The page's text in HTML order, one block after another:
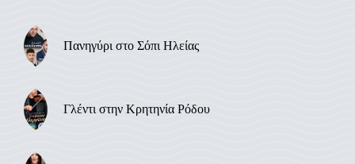
Πανηγύρι στο Σόπι Ηλείας
Γλέντι στην Κρητηνία Ρόδου